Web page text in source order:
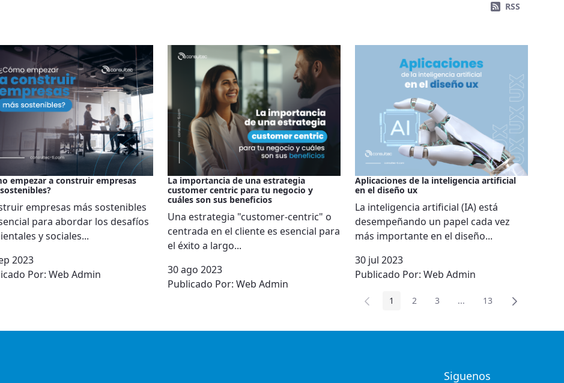
RSS
empezar a construir empresas
empresas más sostenibles
para abordar los desafíos
y sociales...
2023
Por: Web Admin
La importancia de una estrategia
customer centric para tu negocio y
cuáles son sus beneficios
Una estrategia "customer-centric" o
centrada en el cliente es esencial para
el éxito a largo...
30 ago 2023
Publicado Por: Web Admin
Aplicaciones de la inteligencia artificial
en el diseño ux
La inteligencia artificial (IA) está
desempeñando un papel cada vez
más importante en el diseño...
30 jul 2023
Publicado Por: Web Admin
Página
1 Página
2 Página
3 ...Páginas intermedias
Página
13
Siguenos